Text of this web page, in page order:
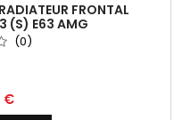
FRONTAL
(S) E63 AMG
(0)
€